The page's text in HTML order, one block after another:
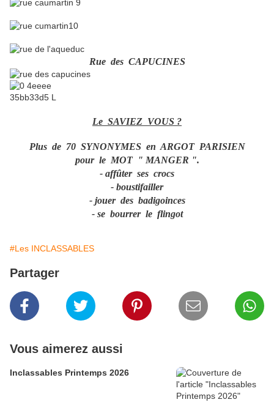
Rue des CAPUCINES
Le SAVIEZ VOUS ?
Plus de 70 SYNONYMES en ARGOT PARISIEN
pour le MOT " MANGER ".
- affûter ses crocs
- boustifailler
- jouer des badigoinces
- se bourrer le flingot
#Les INCLASSABLES
Partager
Vous aimerez aussi
Inclassables Printemps 2026